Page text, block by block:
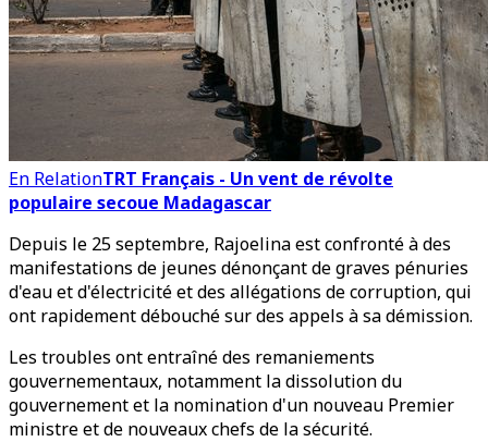
En RelationTRT Français - Un vent de révolte
populaire secoue Madagascar
Depuis le 25 septembre, Rajoelina est confronté à des
manifestations de jeunes dénonçant de graves pénuries
d'eau et d'électricité et des allégations de corruption, qui
ont rapidement débouché sur des appels à sa démission.
Les troubles ont entraîné des remaniements
gouvernementaux, notamment la dissolution du
gouvernement et la nomination d'un nouveau Premier
ministre et de nouveaux chefs de la sécurité.